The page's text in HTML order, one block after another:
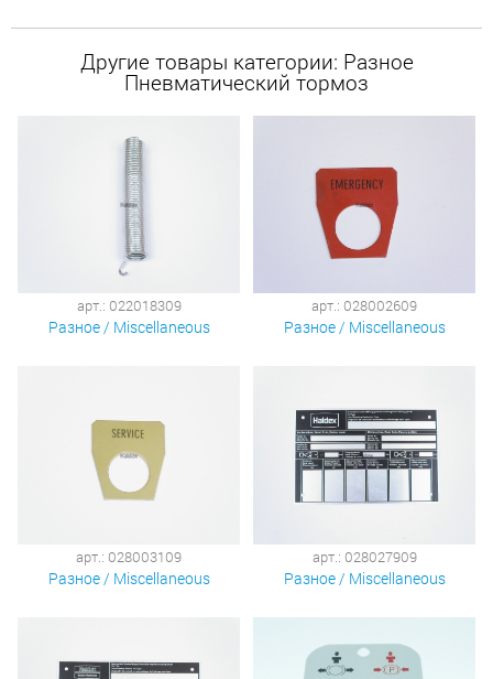
Другие товары категории: Разное
Пневматический тормоз
арт.: 022018309
Разное / Miscellaneous
арт.: 028002609
Разное / Miscellaneous
арт.: 028003109
Разное / Miscellaneous
арт.: 028027909
Разное / Miscellaneous